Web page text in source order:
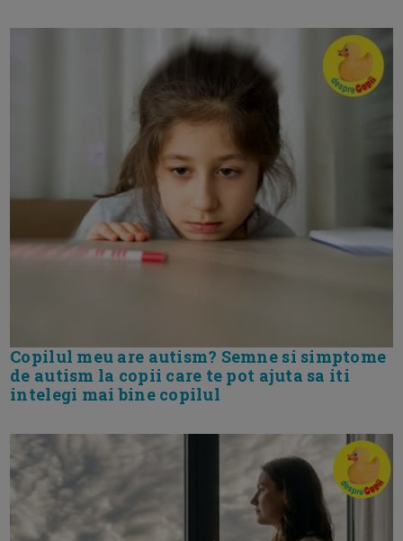
Copilul meu are autism? Semne si simptome
de autism la copii care te pot ajuta sa iti
intelegi mai bine copilul